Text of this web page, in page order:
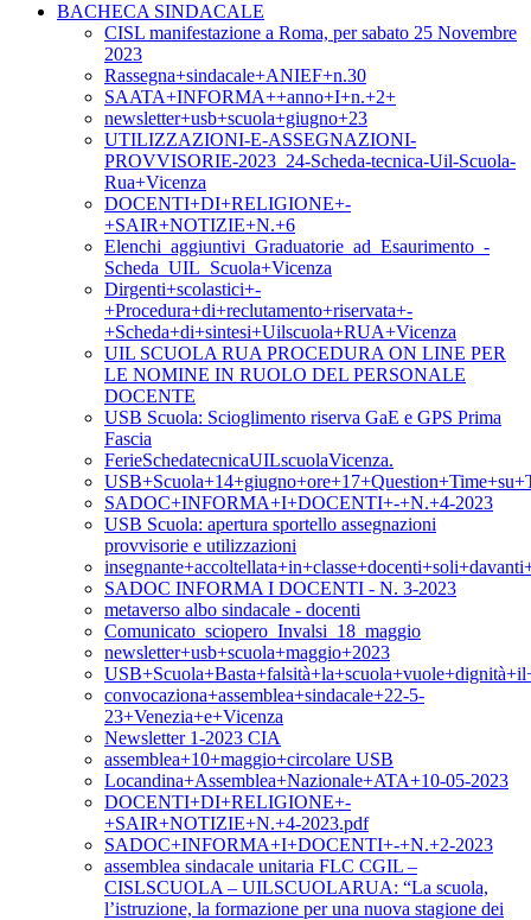
BACHECA SINDACALE
CISL manifestazione a Roma, per sabato 25 Novembre
2023
Rassegna+sindacale+ANIEF+n.30
SAATA+INFORMA++anno+I+n.+2+
newsletter+usb+scuola+giugno+23
UTILIZZAZIONI-E-ASSEGNAZIONI-
PROVVISORIE-2023_24-Scheda-tecnica-Uil-Scuola-
Rua+Vicenza
DOCENTI+DI+RELIGIONE+-
+SAIR+NOTIZIE+N.+6
Elenchi_aggiuntivi_Graduatorie_ad_Esaurimento_-
Scheda_UIL_Scuola+Vicenza
Dirgenti+scolastici+-
+Procedura+di+reclutamento+riservata+-
+Scheda+di+sintesi+Uilscuola+RUA+Vicenza
UIL SCUOLA RUA PROCEDURA ON LINE PER
LE NOMINE IN RUOLO DEL PERSONALE
DOCENTE
USB Scuola: Scioglimento riserva GaE e GPS Prima
Fascia
FerieSchedatecnicaUILscuolaVicenza.
SADOC+INFORMA+I+DOCENTI+-+N.+4-2023
USB Scuola: apertura sportello assegnazioni
provvisorie e utilizzazioni
SADOC INFORMA I DOCENTI - N. 3-2023
metaverso albo sindacale - docenti
Comunicato_sciopero_Invalsi_18_maggio
newsletter+usb+scuola+maggio+2023
convocaziona+assemblea+sindacale+22-5-
23+Venezia+e+Vicenza
Newsletter 1-2023 CIA
assemblea+10+maggio+circolare USB
Locandina+Assemblea+Nazionale+ATA+10-05-2023
DOCENTI+DI+RELIGIONE+-
+SAIR+NOTIZIE+N.+4-2023.pdf
SADOC+INFORMA+I+DOCENTI+-+N.+2-2023
assemblea sindacale unitaria FLC CGIL –
CISLSCUOLA – UILSCUOLARUA: “La scuola,
l’istruzione, la formazione per una nuova stagione dei